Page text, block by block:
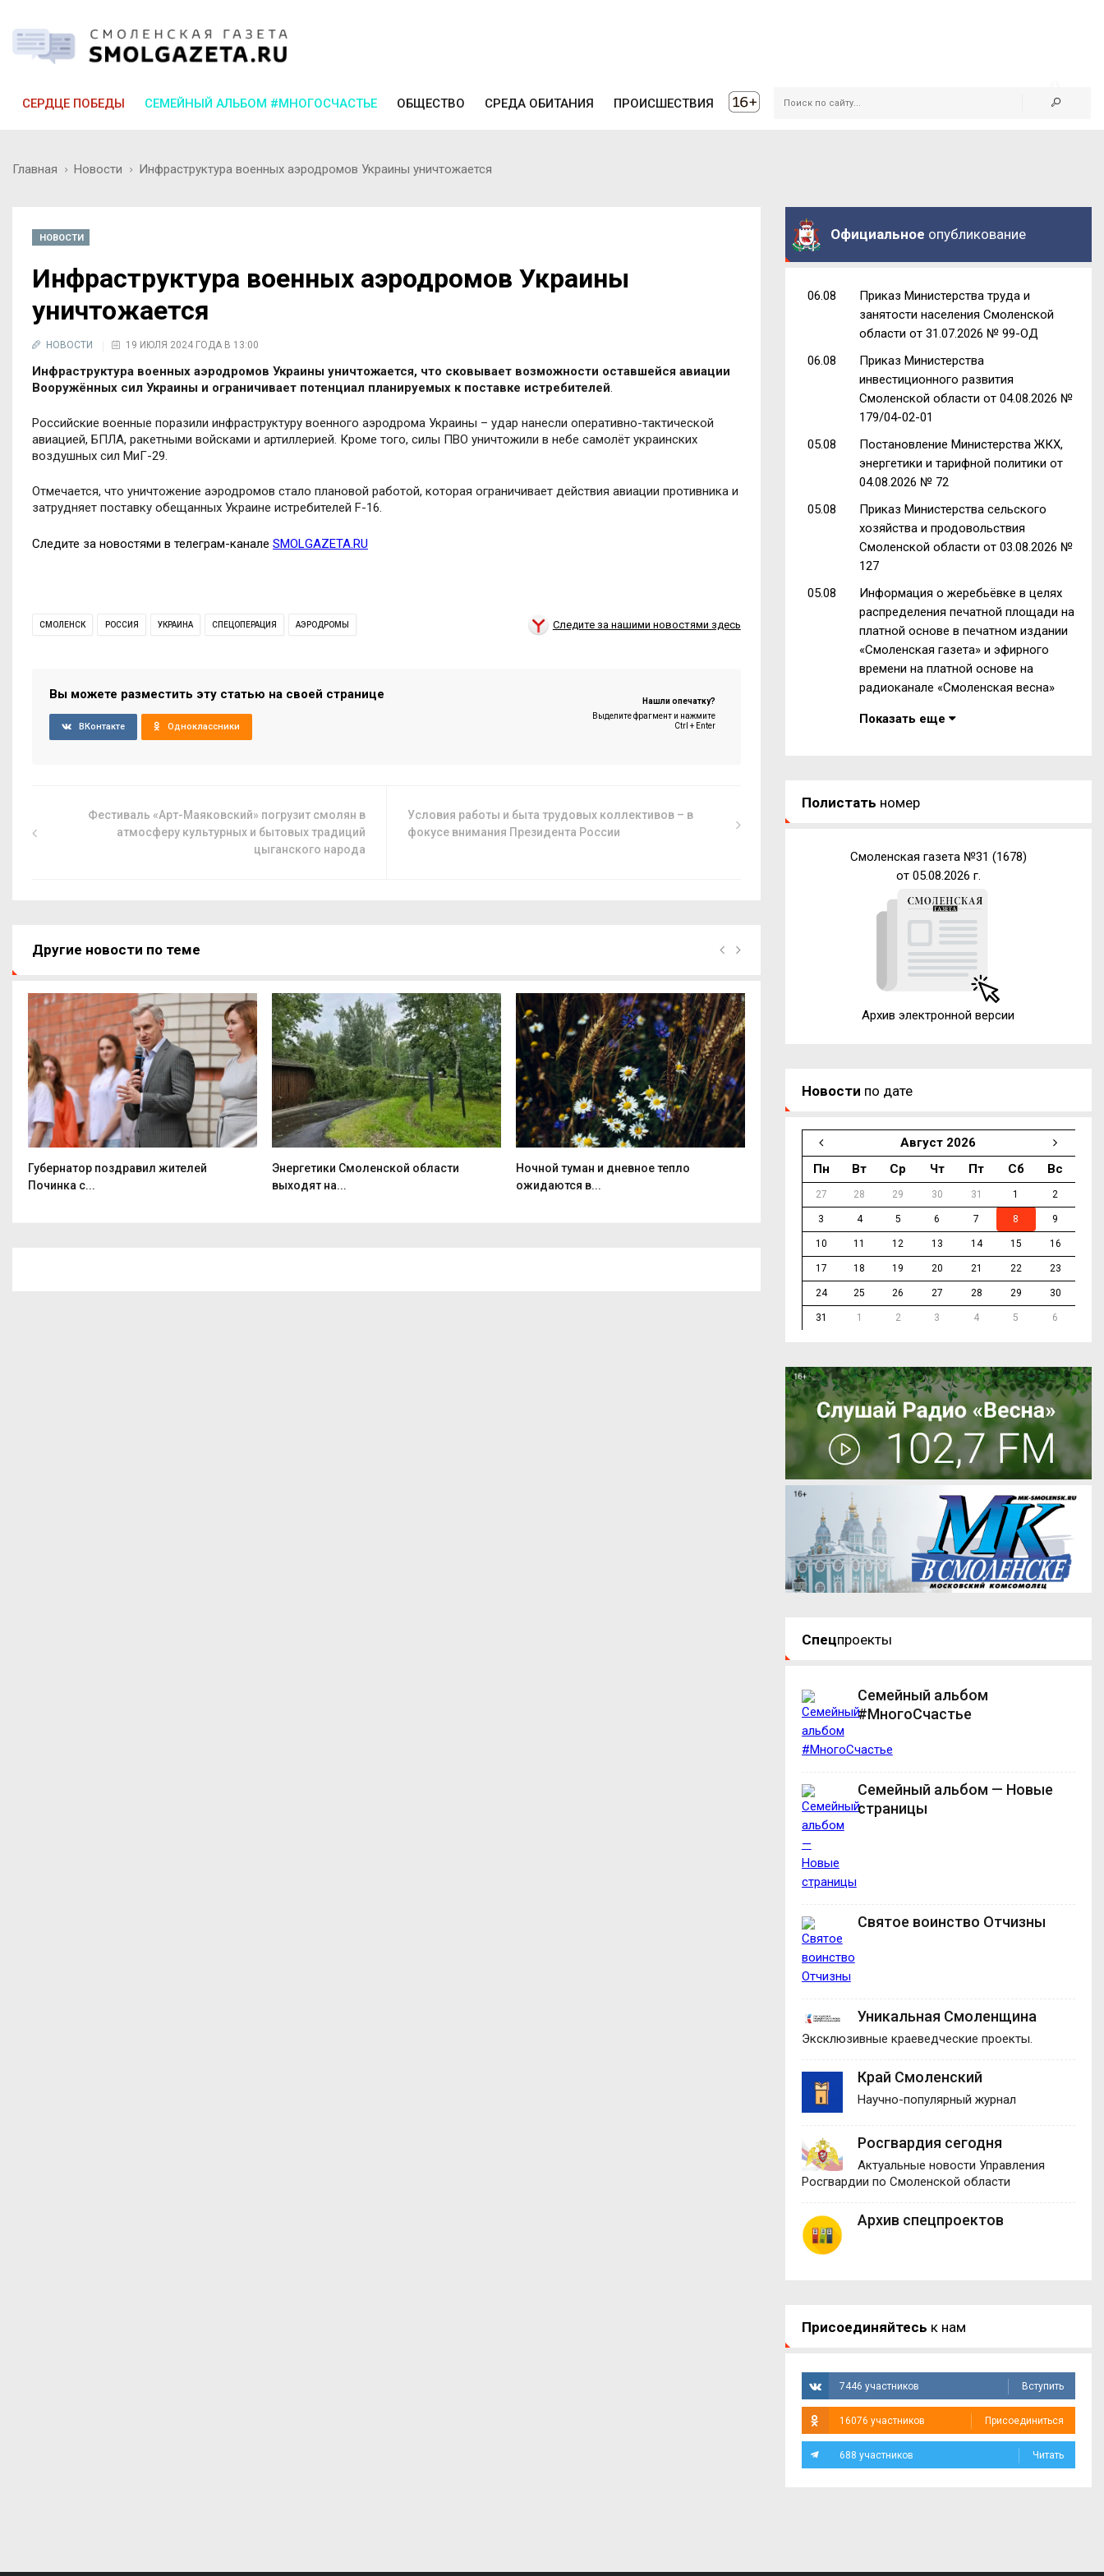
СЕРДЦЕ ПОБЕДЫ СЕМЕЙНЫЙ АЛЬБОМ #МНОГОСЧАСТЬЕ ОБЩЕСТВО СРЕДА ОБИТАНИЯ ПРОИСШЕСТВИЯ
Главная Новости Инфраструктура военных аэродромов Украины уничтожается
НОВОСТИ
Инфраструктура военных аэродромов Украины
уничтожается
НОВОСТИ 19 ИЮЛЯ 2024 ГОДА В 13:00
Инфраструктура военных аэродромов Украины уничтожается, что сковывает возможности оставшейся авиации
Вооружённых сил Украины и ограничивает потенциал планируемых к поставке истребителей.
Российские военные поразили инфраструктуру военного аэродрома Украины – удар нанесли оперативно-тактической
авиацией, БПЛА, ракетными войсками и артиллерией. Кроме того, силы ПВО уничтожили в небе самолёт украинских
воздушных сил МиГ-29.
Отмечается, что уничтожение аэродромов стало плановой работой, которая ограничивает действия авиации противника и
затрудняет поставку обещанных Украине истребителей F-16.
Следите за новостями в телеграм-канале SMOLGAZETA.RU
СМОЛЕНСК РОССИЯ УКРАИНА СПЕЦОПЕРАЦИЯ АЭРОДРОМЫ Следите за нашими новостями здесь
Вы можете разместить эту статью на своей странице
ВКонтакте Одноклассники
Нашли опечатку?
Выделите фрагмент и нажмите
Ctrl + Enter
Фестиваль «Арт-Маяковский» погрузит смолян в
атмосферу культурных и бытовых традиций
цыганского народа
Условия работы и быта трудовых коллективов – в
фокусе внимания Президента России
Другие новости по теме
Губернатор поздравил жителей
Починка с...
Энергетики Смоленской области
выходят на...
Ночной туман и дневное тепло
ожидаются в...
Смоленский айтишник добился
доплаты за...
На
Ярцеве...
Официальное опубликование
06.08
Приказ Министерства труда и
занятости населения Смоленской
области от 31.07.2026 № 99-ОД
06.08
Приказ Министерства
инвестиционного развития
Смоленской области от 04.08.2026 №
179/04-02-01
05.08
Постановление Министерства ЖКХ,
энергетики и тарифной политики от
04.08.2026 № 72
05.08
Приказ Министерства сельского
хозяйства и продовольствия
Смоленской области от 03.08.2026 №
127
05.08
Информация о жеребьёвке в целях
распределения печатной площади на
платной основе в печатном издании
«Смоленская газета» и эфирного
времени на платной основе на
радиоканале «Смоленская весна»
Показать еще
Полистать номер
Смоленская газета №31 (1678)
от 05.08.2026 г.
Архив электронной версии
Новости по дате
Август 2026
Пн
Вт Ср Чт Пт Сб Вс
27 28 29 30 31 1 2
3 4 5 6 7 8 9
10 11 12 13 14 15 16
17 18 19 20 21 22 23
24 25 26 27 28 29 30
31 1 2 3 4 5 6
Спецпроекты
Семейный альбом
#МногоСчастье
Семейный альбом — Новые
страницы
Святое воинство Отчизны
Уникальная Смоленщина
Эксклюзивные краеведческие проекты.
Край Смоленский
Научно-популярный журнал
Росгвардия сегодня
Актуальные новости Управления
Росгвардии по Смоленской области
Архив спецпроектов
Присоединяйтесь к нам
7446 участников Вступить
16076 участников Присоединиться
688 участников Читать